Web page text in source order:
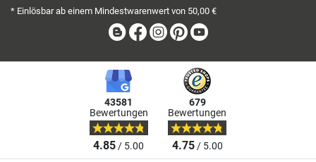
* Einlösbar ab einem Mindestwarenwert von 50,00 €
BlogFacebook
Instagram
Pinterest
43581
Bewertungen
4.85/ 5.00
679
Bewertungen
4.75/ 5.00